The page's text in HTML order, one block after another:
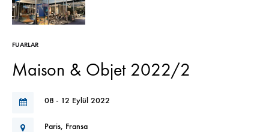
FUARLAR
Maison & Objet 2022/2
08 - 12 Eylül 2022
Paris, Fransa